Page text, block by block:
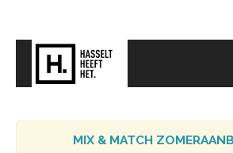
SPORTPROMOTIE
MIX & MATCH